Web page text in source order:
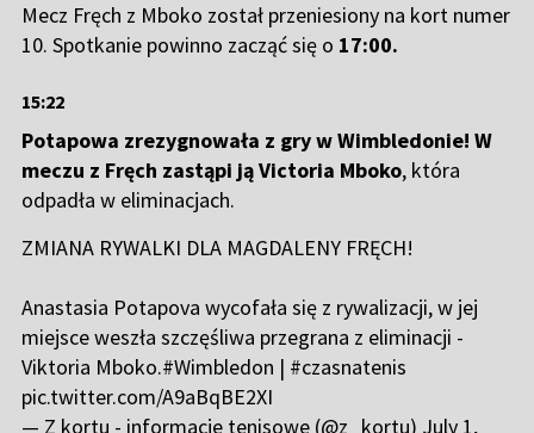
Mecz Fręch z Mboko został przeniesiony na kort numer
10. Spotkanie powinno zacząć się o 17:00.
15:22
Potapowa zrezygnowała z gry w Wimbledonie! W
meczu z Fręch zastąpi ją Victoria Mboko, która
odpadła w eliminacjach.
ZMIANA RYWALKI DLA MAGDALENY FRĘCH!
Anastasia Potapova wycofała się z rywalizacji, w jej
miejsce weszła szczęśliwa przegrana z eliminacji -
Viktoria Mboko.#Wimbledon | #czasnatenis
pic.twitter.com/A9aBqBE2XI
— Z kortu - informacje tenisowe (@z_kortu) July 1,